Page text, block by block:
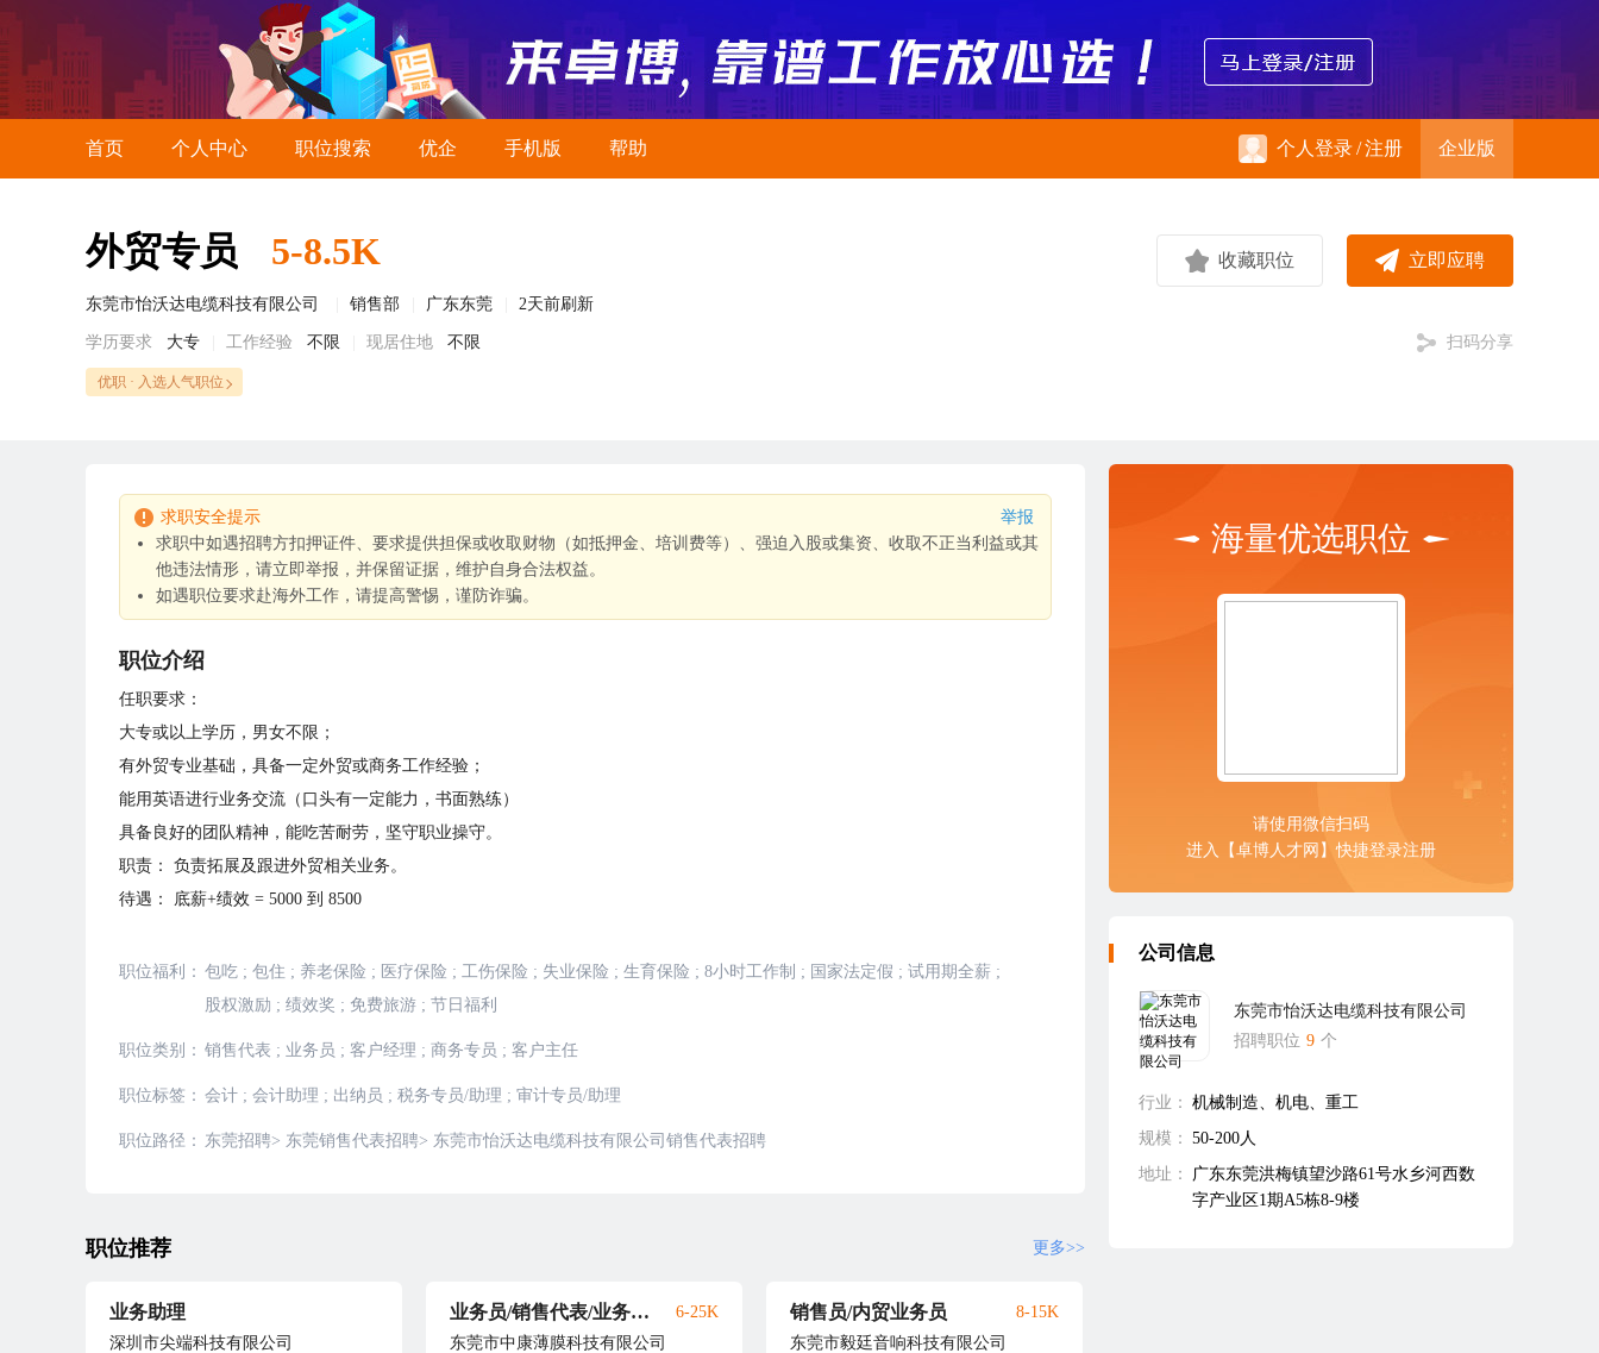
首页 个人中心 职位搜索 优企 手机版 帮助 个人登录/注册 企业版
外贸专员 5-8.5K
东莞市怡沃达电缆科技有限公司 销售部 广东东莞 2天前刷新
学历要求 大专 工作经验 不限 现居住地 不限
优职 · 入选人气职位
收藏职位 立即应聘
扫码分享
求职安全提示
举报
求职中如遇招聘方扣押证件、要求提供担保或收取财物（如抵押金、培训费等）、强迫入股或集资、收取不正当利益或其
他违法情形，请立即举报，并保留证据，维护自身合法权益。
如遇职位要求赴海外工作，请提高警惕，谨防诈骗。
职位介绍
任职要求：
大专或以上学历，男女不限；
有外贸专业基础，具备一定外贸或商务工作经验；
能用英语进行业务交流（口头有一定能力，书面熟练）
具备良好的团队精神，能吃苦耐劳，坚守职业操守。
职责： 负责拓展及跟进外贸相关业务。
待遇： 底薪+绩效 = 5000 到 8500
职位福利： 包吃 ; 包住 ; 养老保险 ; 医疗保险 ; 工伤保险 ; 失业保险 ; 生育保险 ; 8小时工作制 ; 国家法定假 ; 试用期全薪 ;
股权激励 ; 绩效奖 ; 免费旅游 ; 节日福利
职位类别： 销售代表 ; 业务员 ; 客户经理 ; 商务专员 ; 客户主任
职位标签： 会计 ; 会计助理 ; 出纳员 ; 税务专员/助理 ; 审计专员/助理
职位路径： 东莞招聘> 东莞销售代表招聘> 东莞市怡沃达电缆科技有限公司销售代表招聘
职位推荐 更多>>
业务助理
深圳市尖端科技有限公司
业务员/销售代表/业务经理
东莞市中康薄膜科技有限公司
6-25K 销售员/内贸业务员
东莞市毅廷音响科技有限公司
8-15K
海量优选职位
请使用微信扫码
进入【卓博人才网】快捷登录注册
公司信息
东莞市怡沃达电缆科技有限公司
招聘职位 9 个
行业： 机械制造、机电、重工
规模： 50-200人
地址：
广东东莞洪梅镇望沙路61号水乡河西数
字产业区1期A5栋8-9楼